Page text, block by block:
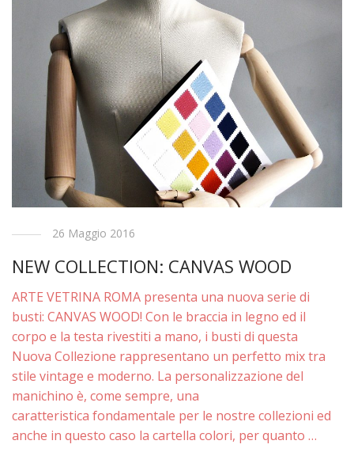
26 Maggio 2016
NEW COLLECTION: CANVAS WOOD
ARTE VETRINA ROMA presenta una nuova serie di
busti: CANVAS WOOD! Con le braccia in legno ed il
corpo e la testa rivestiti a mano, i busti di questa
Nuova Collezione rappresentano un perfetto mix tra
stile vintage e moderno. La personalizzazione del
manichino è, come sempre, una
caratteristica fondamentale per le nostre collezioni ed
anche in questo caso la cartella colori, per quanto …